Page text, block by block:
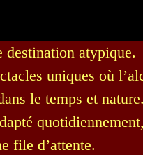
destination atypique.
uniques où
le temps et nature.
file d’attente.